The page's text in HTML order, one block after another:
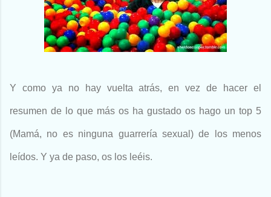
Y como ya no hay vuelta atrás, en vez de hacer el
resumen de lo que más os ha gustado os hago un top 5
(Mamá, no es ninguna guarrería sexual) de los menos
leídos. Y ya de paso, os los leéis.